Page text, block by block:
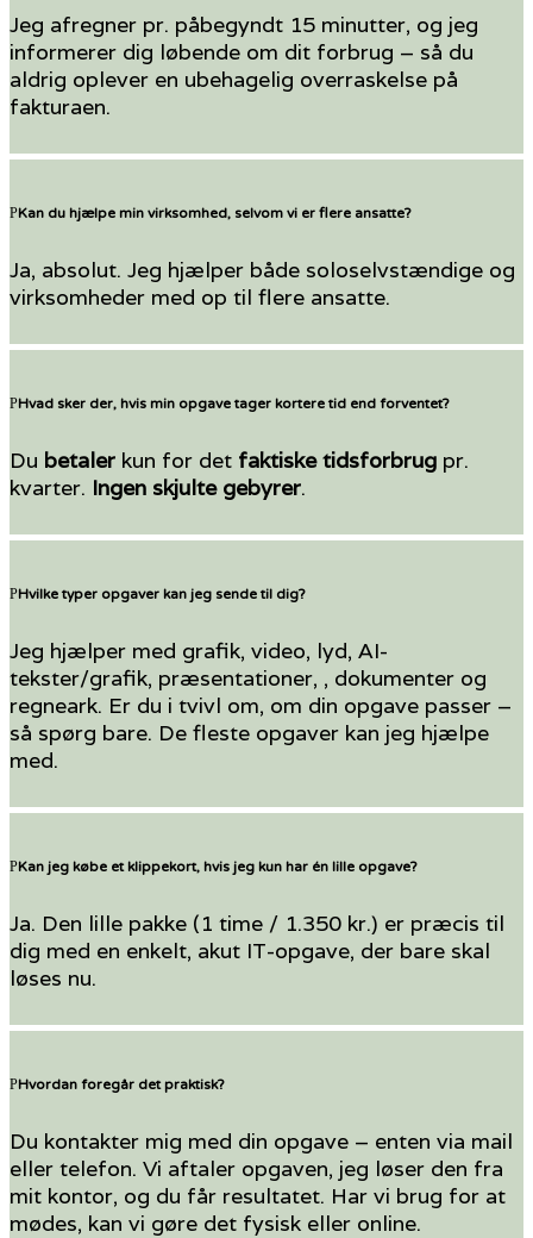
Jeg afregner pr. påbegyndt 15 minutter, og jeg
informerer dig løbende om dit forbrug – så du
aldrig oplever en ubehagelig overraskelse på
fakturaen.
Kan du hjælpe min virksomhed, selvom vi er flere ansatte?
Ja, absolut. Jeg hjælper både soloselvstændige og
virksomheder med op til flere ansatte.
Hvad sker der, hvis min opgave tager kortere tid end forventet?
Du betaler kun for det faktiske tidsforbrug pr.
kvarter. Ingen skjulte gebyrer.
Hvilke typer opgaver kan jeg sende til dig?
Jeg hjælper med grafik, video, lyd, AI-
tekster/grafik, præsentationer, , dokumenter og
regneark. Er du i tvivl om, om din opgave passer –
så spørg bare. De fleste opgaver kan jeg hjælpe
med.
Kan jeg købe et klippekort, hvis jeg kun har én lille opgave?
Ja. Den lille pakke (1 time / 1.350 kr.) er præcis til
dig med en enkelt, akut IT-opgave, der bare skal
løses nu.
Hvordan foregår det praktisk?
Du kontakter mig med din opgave – enten via mail
eller telefon. Vi aftaler opgaven, jeg løser den fra
mit kontor, og du får resultatet. Har vi brug for at
mødes, kan vi gøre det fysisk eller online.